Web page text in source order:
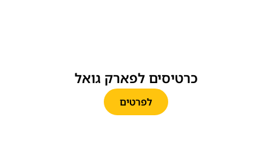
כרטיסים לפארק גואל
לפרטים